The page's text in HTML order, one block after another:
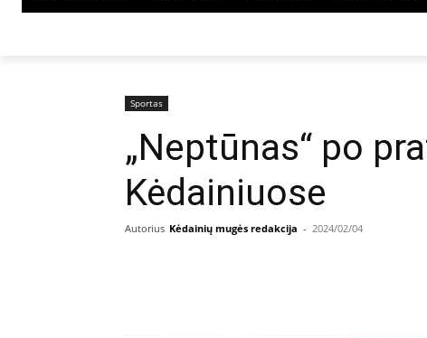
Sportas
„Neptūnas“ po
Kėdainiuose
Autorius Kėdainių mugės redakcija - 2024/02/04